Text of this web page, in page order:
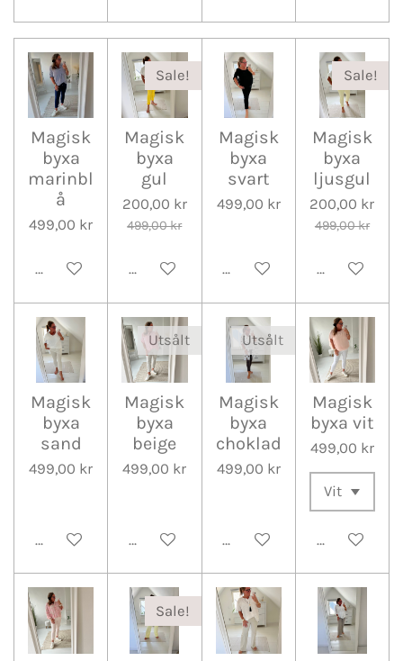
Magisk
byxa
marinbl
å
499,00 kr
Lägg till i varukorg
Sale!
Magisk
byxa
gul
200,00 kr
499,00 kr
Lägg till i varukorg
Magisk
byxa
svart
499,00 kr
Lägg till i varukorg
Sale!
Magisk
byxa
ljusgul
200,00 kr
499,00 kr
Lägg till i
Magisk
byxa
sand
499,00 kr
Lägg till i varukorg
Utsålt
Magisk
byxa
beige
499,00 kr
Meddela mig när det är klart
Utsålt
Magisk
byxa
choklad
499,00 kr
Meddela mig när det är
Magisk
byxa vit
499,00 kr
Lägg till i
Sale!